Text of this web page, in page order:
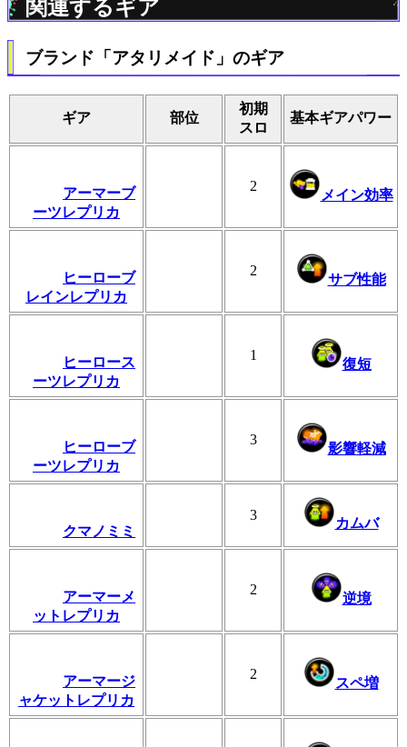
関連するギア
ブランド「アタリメイド」のギア
ギア 部位
初期
スロ
基本ギアパワー
アーマーブ
ーツレプリカ
2
メイン効率
ヒーローブ
レインレプリカ
2
サブ性能
ヒーロース
ーツレプリカ
1
復短
ヒーローブ
ーツレプリカ
3
影響軽減
クマノミミ
3
カムバ
アーマーメ
ットレプリカ
2
逆境
アーマージ
ャケットレプリカ
2
スペ増